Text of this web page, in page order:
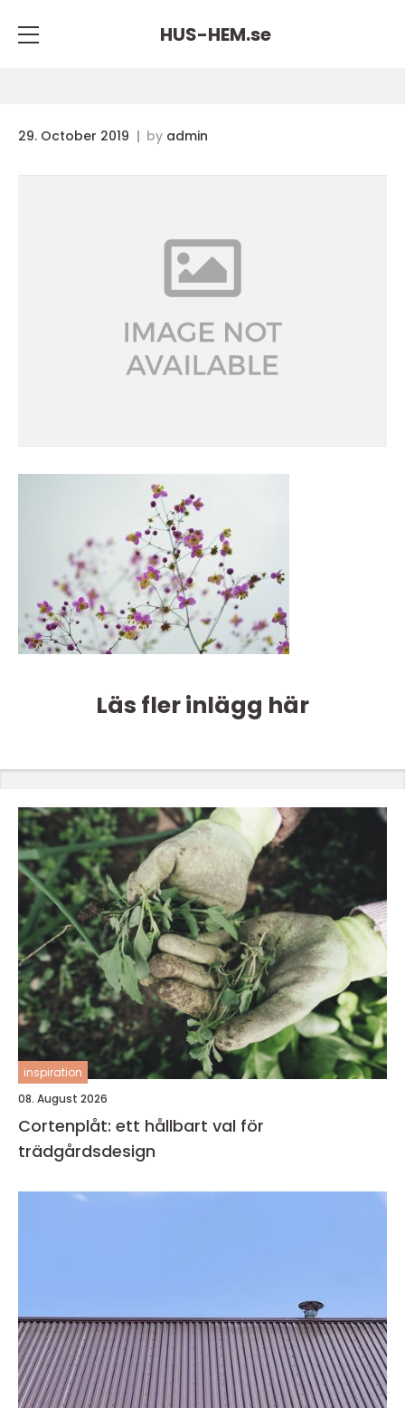
HUS-HEM.se
29. October 2019 by admin
Läs fler inlägg här
inspiration
08. August 2026
Cortenplåt: ett hållbart val för
trädgårdsdesign